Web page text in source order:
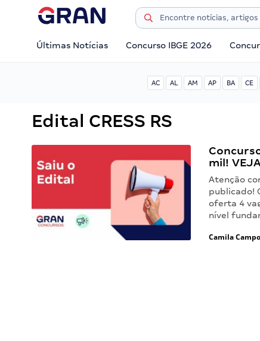
Últimas Notícias Concurso IBGE 2026
AC AL AM AP BA CE
Edital CRESS RS
mil! VEJA
Atenção
publicado!
oferta 4
nível
Camila